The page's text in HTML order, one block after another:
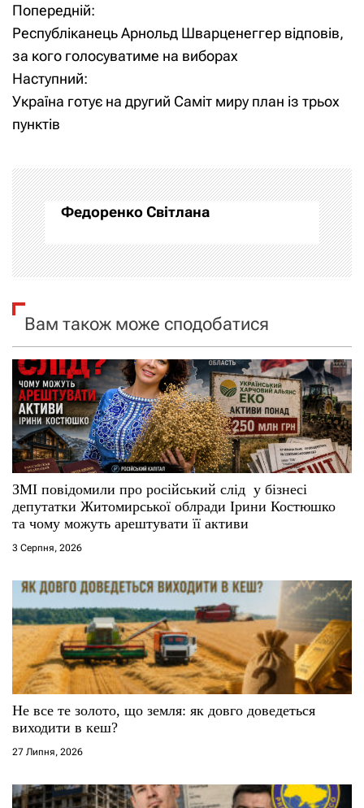
Н
а
в
і
а
ц
і
а
п
и
с
і
в
Попередній:
Республіканець Арнольд Шварценеггер відповів,
за кого голосуватиме на виборах
Наступний:
Україна готує на другий Саміт миру план із трьох
пунктів
Федоренко Світлана
Вам також може сподобатися
ЗМІ повідомили про російський слід у бізнесі
депутатки Житомирської облради Ірини Костюшко
та чому можуть арештувати її активи
3 Серпня, 2026
Не все те золото, що земля: як довго доведеться
виходити в кеш?
27 Липня, 2026